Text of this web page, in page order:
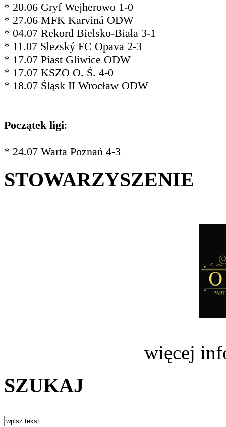
* 20.06 Gryf Wejherowo 1-0
* 27.06 MFK Karviná ODW
* 04.07 Rekord Bielsko-Biała 3-1
* 11.07 Slezský FC Opava 2-3
* 17.07 Piast Gliwice ODW
* 17.07 KSZO O. Ś. 4-0
* 18.07 Śląsk II Wrocław ODW
Początek ligi:
* 24.07 Warta Poznań 4-3
STOWARZYSZENIE
więcej
SZUKAJ